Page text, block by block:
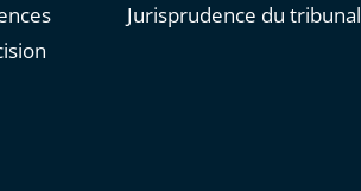
Jurisprudence du tribunal